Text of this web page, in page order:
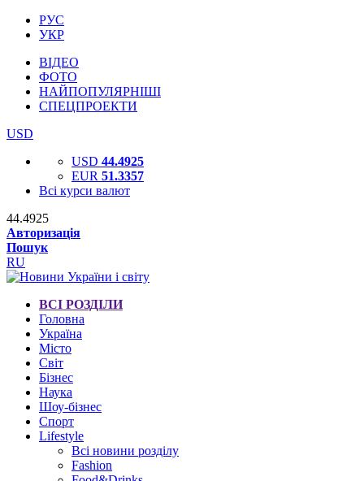
РУС
УКР
ВІДЕО
ФОТО
НАЙПОПУЛЯРНІШІ
СПЕЦПРОЕКТИ
USD
USD 44.4925
EUR 51.3357
Всі курси валют
44.4925
Авторизація
Пошук
RU
ВСІ РОЗДІЛИ
Головна
Україна
Місто
Світ
Бізнес
Наука
Шоу-бізнес
Спорт
Lifestyle
Всі новини розділу
Fashion